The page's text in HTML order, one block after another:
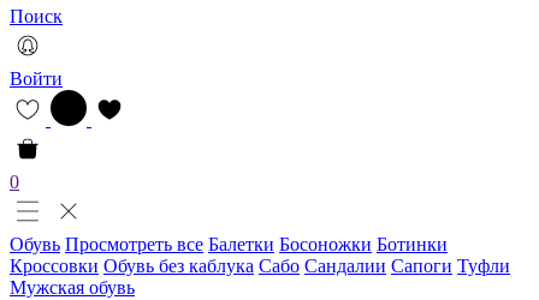
Поиск
Войти
0
Обувь Просмотреть все Балетки Босоножки Ботинки
Кроссовки Обувь без каблука Сабо Сандалии Сапоги Туфли
Мужская обувь